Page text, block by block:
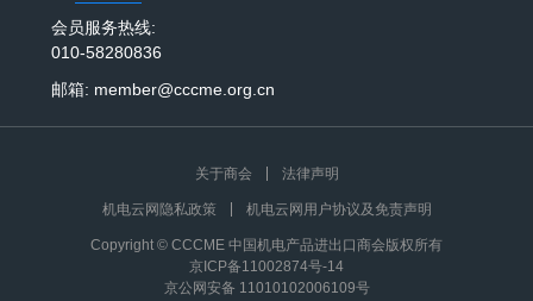
会员服务热线:
010-58280836
邮箱: member@cccme.org.cn
关于商会 法律声明
机电云网隐私政策 机电云网用户协议及免责声明
Copyright © CCCME 中国机电产品进出口商会版权所有
京ICP备11002874号-14
京公网安备 11010102006109号